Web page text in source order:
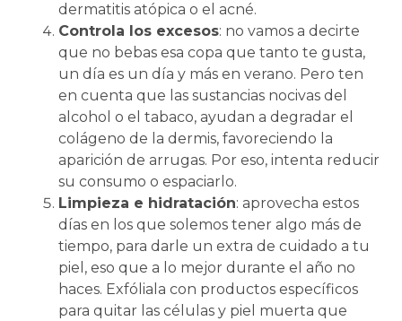
dermatitis atópica o el acné.
Controla los excesos: no vamos a decirte
que no bebas esa copa que tanto te gusta,
un día es un día y más en verano. Pero ten
en cuenta que las sustancias nocivas del
alcohol o el tabaco, ayudan a degradar el
colágeno de la dermis, favoreciendo la
aparición de arrugas. Por eso, intenta reducir
su consumo o espaciarlo.
Limpieza e hidratación: aprovecha estos
días en los que solemos tener algo más de
tiempo, para darle un extra de cuidado a tu
piel, eso que a lo mejor durante el año no
haces. Exfóliala con productos específicos
para quitar las células y piel muerta que